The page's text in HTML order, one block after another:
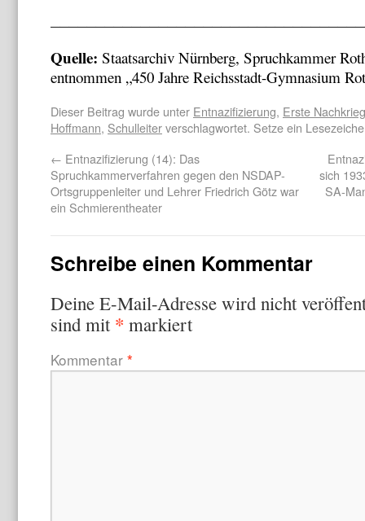
Quelle: Staatsarchiv Nürnberg, Spruchkammer
entnommen „450 Jahre Reichsstadt-Gymnasium
Dieser Beitrag wurde unter Entnazifizierung, Erste
Hoffmann, Schulleiterverschlagwortet. Setze ein
← Entnazifizierung (14): Das
Spruchkammerverfahren gegen den NSDAP-
Ortsgruppenleiter und Lehrer Friedrich Götz war
ein Schmierentheater
sich
SA-
Schreibe einen Kommentar
Deine E-Mail-Adresse wird nicht
sind mit * markiert
Kommentar *